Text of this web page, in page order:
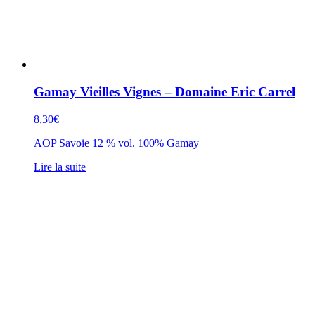
Gamay Vieilles Vignes – Domaine Eric Carrel
8,30€
AOP Savoie 12 % vol. 100% Gamay
Lire la suite